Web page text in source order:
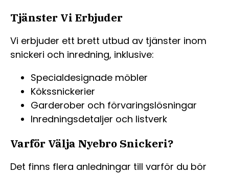
Tjänster Vi Erbjuder
Vi erbjuder ett brett utbud av tjänster inom
snickeri och inredning, inklusive:
Specialdesignade möbler
Kökssnickerier
Garderober och förvaringslösningar
Inredningsdetaljer och listverk
Varför Välja Nyebro Snickeri?
Det finns flera anledningar till varför du bör